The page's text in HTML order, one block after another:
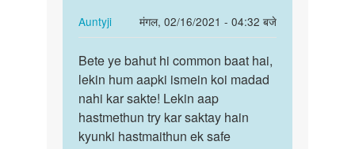
by
Auntyji
Auntyji
मंगल, 02/16/2021 - 04:32 बजे
In
reply
to
Kya
pap
meri
madad
Bete
ye
bahut
hi
common
Bete ye bahut hi common baat hai,
lekin hum aapki ismein koi madad
nahi kar sakte! Lekin aap
hastmethun try kar saktay hain
kyunki hastmaithun ek safe